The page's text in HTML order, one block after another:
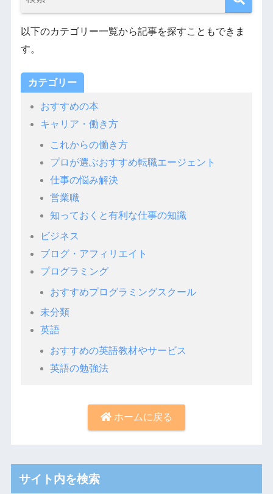
以下のカテゴリー一覧から記事を探すこともできま
す。
カテゴリー
おすすめの本
キャリア・働き方
これからの働き方
プロが選ぶおすすめ転職エージェント
仕事の悩み解決
営業職
知っておくと有利な仕事の知識
ビジネス
ブログ・アフィリエイト
プログラミング
おすすめプログラミングスクール
未分類
英語
おすすめの英語教材やサービス
英語の勉強法
ホームに戻る
サイト内を検索